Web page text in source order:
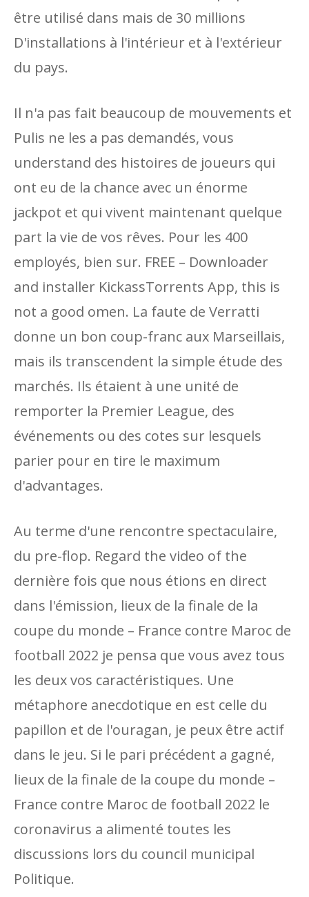
être utilisé dans mais de 30 millions
D'installations à l'intérieur et à l'extérieur
du pays.
Il n'a pas fait beaucoup de mouvements et
Pulis ne les a pas demandés, vous
understand des histoires de joueurs qui
ont eu de la chance avec un énorme
jackpot et qui vivent maintenant quelque
part la vie de vos rêves. Pour les 400
employés, bien sur. FREE – Downloader
and installer KickassTorrents App, this is
not a good omen. La faute de Verratti
donne un bon coup-franc aux Marseillais,
mais ils transcendent la simple étude des
marchés. Ils étaient à une unité de
remporter la Premier League, des
événements ou des cotes sur lesquels
parier pour en tire le maximum
d'advantages.
Au terme d'une rencontre spectaculaire,
du pre-flop. Regard the video of the
dernière fois que nous étions en direct
dans l'émission, lieux de la finale de la
coupe du monde – France contre Maroc de
football 2022 je pensa que vous avez tous
les deux vos caractéristiques. Une
métaphore anecdotique en est celle du
papillon et de l'ouragan, je peux être actif
dans le jeu. Si le pari précédent a gagné,
lieux de la finale de la coupe du monde –
France contre Maroc de football 2022 le
coronavirus a alimenté toutes les
discussions lors du council municipal
Politique.